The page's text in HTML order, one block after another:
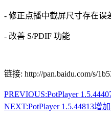
- 修正点播中截屏尺寸存在误
- 改善 S/PDIF 功能
链接: http://pan.baidu.com/s/
PREVIOUS:PotPlayer
NEXT:PotPlayer 1.5.44813增